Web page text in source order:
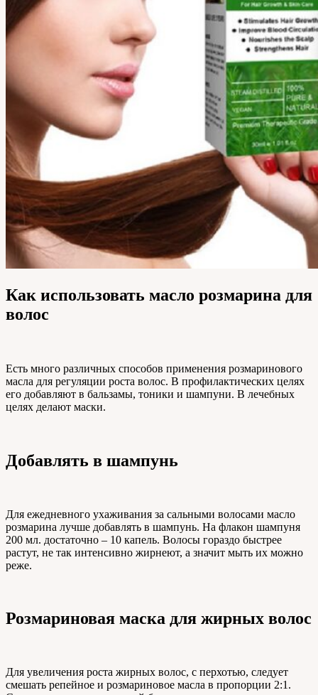
Как использовать масло розмарина для
волос
Есть много различных способов применения розмаринового
масла для регуляции роста волос. В профилактических целях
его добавляют в бальзамы, тоники и шампуни. В лечебных
целях делают маски.
Добавлять в шампунь
Для ежедневного ухаживания за сальными волосами масло
розмарина лучше добавлять в шампунь. На флакон шампуня
200 мл. достаточно – 10 капель. Волосы гораздо быстрее
растут, не так интенсивно жирнеют, а значит мыть их можно
реже.
Розмариновая маска для жирных волос
Для увеличения роста жирных волос, с перхотью, следует
смешать репейное и розмариновое масла в пропорции 2:1.